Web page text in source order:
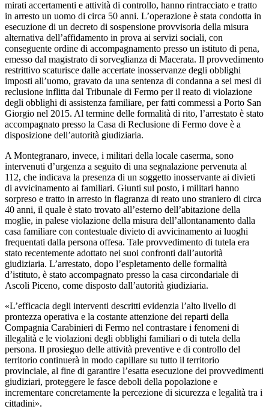
mirati accertamenti e attività di controllo, hanno rintracciato e tratto
in arresto un uomo di circa 50 anni. L’operazione è stata condotta in
esecuzione di un decreto di sospensione provvisoria della misura
alternativa dell’affidamento in prova ai servizi sociali, con
conseguente ordine di accompagnamento presso un istituto di pena,
emesso dal magistrato di sorveglianza di Macerata. Il provvedimento
restrittivo scaturisce dalle accertate inosservanze degli obblighi
imposti all’uomo, gravato da una sentenza di condanna a sei mesi di
reclusione inflitta dal Tribunale di Fermo per il reato di violazione
degli obblighi di assistenza familiare, per fatti commessi a Porto San
Giorgio nel 2015. Al termine delle formalità di rito, l’arrestato è stato
accompagnato presso la Casa di Reclusione di Fermo dove è a
disposizione dell’autorità giudiziaria.
A Montegranaro, invece, i militari della locale caserma, sono
intervenuti d’urgenza a seguito di una segnalazione pervenuta al
112, che indicava la presenza di un soggetto inosservante ai divieti
di avvicinamento ai familiari. Giunti sul posto, i militari hanno
sorpreso e tratto in arresto in flagranza di reato uno straniero di circa
40 anni, il quale è stato trovato all’esterno dell’abitazione della
moglie, in palese violazione della misura dell’allontanamento dalla
casa familiare con contestuale divieto di avvicinamento ai luoghi
frequentati dalla persona offesa. Tale provvedimento di tutela era
stato recentemente adottato nei suoi confronti dall’autorità
giudiziaria. L’arrestato, dopo l’espletamento delle formalità
d’istituto, è stato accompagnato presso la casa circondariale di
Ascoli Piceno, come disposto dall’autorità giudiziaria.
«L’efficacia degli interventi descritti evidenzia l’alto livello di
prontezza operativa e la costante attenzione dei reparti della
Compagnia Carabinieri di Fermo nel contrastare i fenomeni di
illegalità e le violazioni degli obblighi familiari o di tutela della
persona. Il prosieguo delle attività preventive e di controllo del
territorio continuerà in modo capillare su tutto il territorio
provinciale, al fine di garantire l’esatta esecuzione dei provvedimenti
giudiziari, proteggere le fasce deboli della popolazione e
incrementare concretamente la percezione di sicurezza e legalità tra i
cittadini».